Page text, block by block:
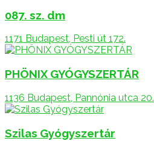
087. sz. dm
1171 Budapest, Pesti út 172.
PHÖNIX GYÓGYSZERTÁR
1136 Budapest, Pannónia utca 20.
Szilas Gyógyszertár